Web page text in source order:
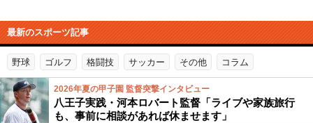
最新のスポーツ記事
野球 ゴルフ 格闘技 サッカー その他 コラム
2026年夏の甲子園 監督突撃インタビュー
八王子実践・河本ロバート監督「ライブや家族旅行
も、事前に相談があれば休ませます」